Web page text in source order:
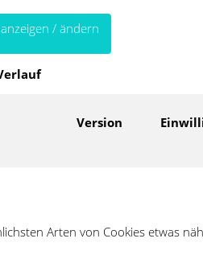
/ ändern
Version
Arten von Cookies etwas